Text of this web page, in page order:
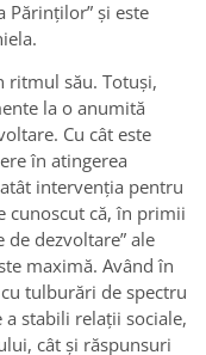
Părinţilor” şi este
ritmul său. Totuşi,
la o anumită
Cu cât este
în atingerea
intervenţia pentru
cunoscut că, în primii
dezvoltare” ale
maximă. Având în
tulburări de spectru
stabili relaţii sociale,
cât şi răspunsuri